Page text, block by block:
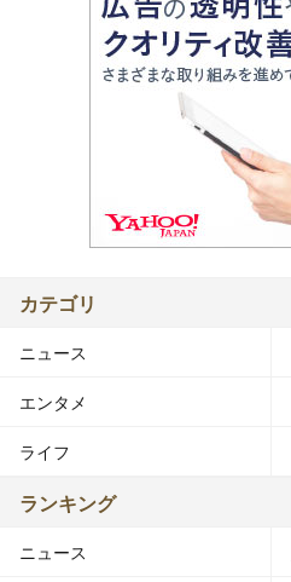
カテゴリ
ニュース
エンタメ
ライフ
ランキング
ニュース